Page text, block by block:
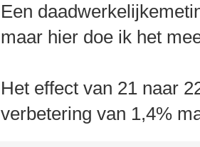
Een
maar hier doe ik het
Het effect van 21 naar
verbetering van 1,4%